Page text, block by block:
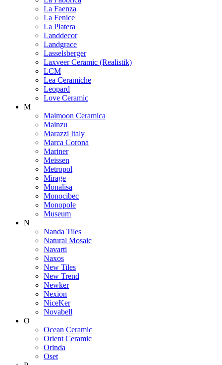
La Faenza
La Fenice
La Platera
Landdecor
Landgrace
Lasselsberger
Laxveer Ceramic (Realistik)
LCM
Lea Ceramiche
Leopard
Love Ceramic
M
Maimoon Ceramica
Mainzu
Marazzi Italy
Marca Corona
Mariner
Meissen
Metropol
Mirage
Monalisa
Monocibec
Monopole
Museum
N
Nanda Tiles
Natural Mosaic
Navarti
Naxos
New Tiles
New Trend
Newker
Nexion
NiceKer
Novabell
O
Ocean Ceramic
Orient Ceramic
Orinda
Oset